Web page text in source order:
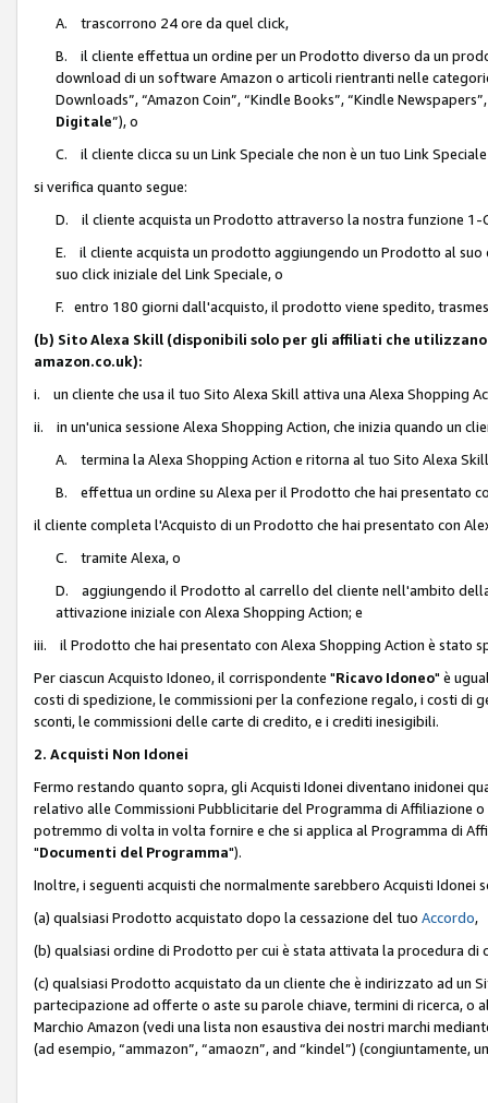
A. trascorrono 24 ore da quel click,
B. il cliente effettua un ordine per un Prodotto diverso da un
download di un software Amazon o articoli rientranti nelle categorie
Downloads”, “Amazon Coin”, “Kindle Books”, “Kindle
Digitale”), o
C. il cliente clicca su un Link Speciale che non è un tuo Link
si verifica quanto segue:
D. il cliente acquista un Prodotto attraverso la nostra funzione 1-
E. il cliente acquista un prodotto aggiungendo un Prodotto al
suo click iniziale del Link Speciale, o
F. entro 180 giorni dall'acquisto, il prodotto viene spedito,
(b) Sito Alexa Skill (disponibili solo per gli affiliati che
amazon.co.uk):
i. un cliente che usa il tuo Sito Alexa Skill attiva una Alexa Shopping
ii. in un'unica sessione Alexa Shopping Action, che inizia quando un
A. termina la Alexa Shopping Action e ritorna al tuo Sito Alexa
B. effettua un ordine su Alexa per il Prodotto che hai presentato
il cliente completa l'Acquisto di un Prodotto che hai presentato con
C. tramite Alexa, o
D. aggiungendo il Prodotto al carrello del cliente nell'ambito
attivazione iniziale con Alexa Shopping Action; e
iii. il Prodotto che hai presentato con Alexa Shopping Action è stato
Per ciascun Acquisto Idoneo, il corrispondente "Ricavo Idoneo" è
costi di spedizione, le commissioni per la confezione regalo, i costi di
sconti, le commissioni delle carte di credito, e i crediti inesigibili.
2. Acquisti Non Idonei
Fermo restando quanto sopra, gli Acquisti Idonei diventano inidonei
relativo alle Commissioni Pubblicitarie del Programma di Affiliazione
potremmo di volta in volta fornire e che si applica al Programma di
"Documenti del Programma").
Inoltre, i seguenti acquisti che normalmente sarebbero Acquisti
(a) qualsiasi Prodotto acquistato dopo la cessazione del tuo Accordo,
(b) qualsiasi ordine di Prodotto per cui è stata attivata la procedura di
(c) qualsiasi Prodotto acquistato da un cliente che è indirizzato ad un
partecipazione ad offerte o aste su parole chiave, termini di ricerca,
Marchio Amazon (vedi una lista non esaustiva dei nostri marchi
(ad esempio, “ammazon”, “amaozn”, and “kindel”) (congiuntamente,